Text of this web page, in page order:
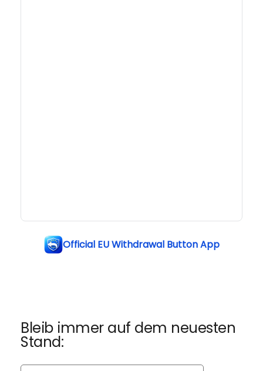
Official EU Withdrawal Button App
Bleib immer auf dem neuesten
Stand: